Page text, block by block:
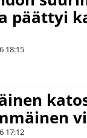
päättyi
18:15
17:12